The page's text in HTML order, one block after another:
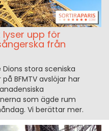
lyser upp för
från
stora sceniska
BFMTV avslöjar har
som ägde rum
Vi berättar mer.